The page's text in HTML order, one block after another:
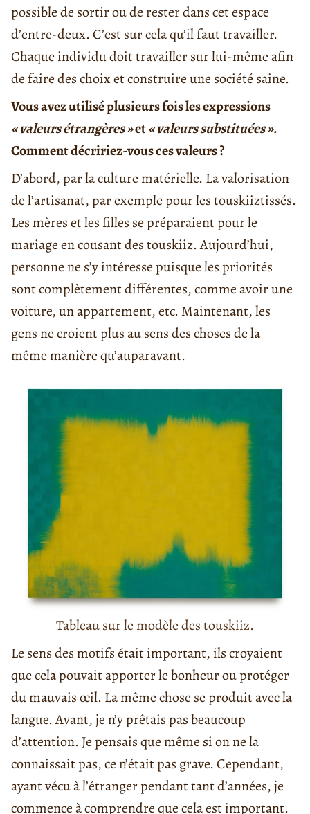
possible de sortir ou de rester dans cet espace
d’entre-deux. C’est sur cela qu’il faut travailler.
Chaque individu doit travailler sur lui-même afin
de faire des choix et construire une société saine.
Vous avez utilisé plusieurs fois les expressions
« valeurs étrangères »et« valeurs substituées ».
Comment décririez-vous ces valeurs ?
D’abord, par la culture matérielle. La valorisation
de l’artisanat, par exemple pour les touskiiztissés.
Les mères et les filles se préparaient pour le
mariage en cousant des touskiiz. Aujourd’hui,
personne ne s’y intéresse puisque les priorités
sont complètement différentes, comme avoir une
voiture, un appartement, etc. Maintenant, les
gens ne croient plus au sens des choses de la
même manière qu’auparavant.
Tableau sur le modèle des touskiiz.
Le sens des motifs était important, ils croyaient
que cela pouvait apporter le bonheur ou protéger
du mauvais œil. La même chose se produit avec la
langue. Avant, je n’y prêtais pas beaucoup
d’attention. Je pensais que même si on ne la
connaissait pas, ce n’était pas grave. Cependant,
ayant vécu à l’étranger pendant tant d’années, je
commence à comprendre que cela est important.